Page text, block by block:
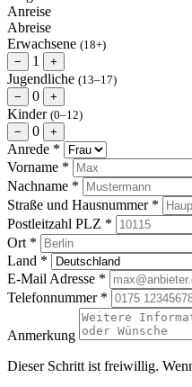
Anreise
Abreise
Erwachsene (18+)
−
1 +
Jugendliche (13–17)
−
0 +
Kinder (0–12)
−
0 +
Anrede *
Vorname *
Nachname *
Straße und Hausnummer *
Postleitzahl PLZ *
Ort *
Land *
E-Mail Adresse *
Telefonnummer *
Anmerkung
Dieser Schritt ist freiwillig.